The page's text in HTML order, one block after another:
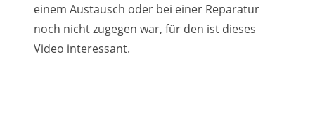
einem Austausch oder bei einer Reparatur
noch nicht zugegen war, für den ist dieses
Video interessant.